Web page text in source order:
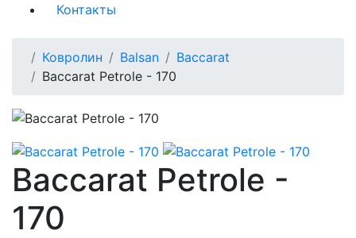
Контакты
Ковролин Balsan
Baccarat
Baccarat Petrole - 170
Baccarat Petrole -
170